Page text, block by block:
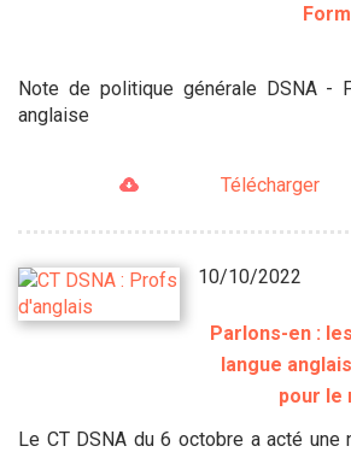
Note de politique générale DSNA -
anglaise
Télécharger
10/10/2022
Parlons-en :
langue
pour le
Le CT DSNA du 6 octobre a acté